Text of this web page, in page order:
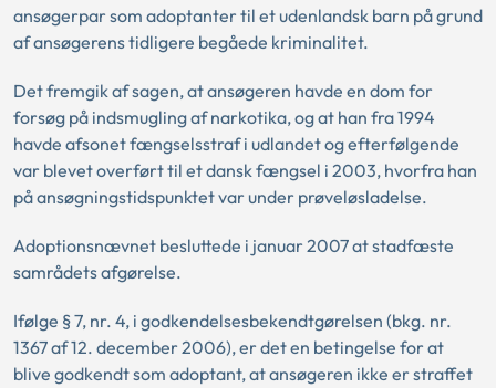
ansøgerpar som adoptanter til et udenlandsk barn på grund
af ansøgerens tidligere begåede kriminalitet.
Det fremgik af sagen, at ansøgeren havde en dom for
forsøg på indsmugling af narkotika, og at han fra 1994
havde afsonet fængselsstraf i udlandet og efterfølgende
var blevet overført til et dansk fængsel i 2003, hvorfra han
på ansøgningstidspunktet var under prøveløsladelse.
Adoptionsnævnet besluttede i januar 2007 at stadfæste
samrådets afgørelse.
Ifølge § 7, nr. 4, i godkendelsesbekendtgørelsen (bkg. nr.
1367 af 12. december 2006), er det en betingelse for at
blive godkendt som adoptant, at ansøgeren ikke er straffet